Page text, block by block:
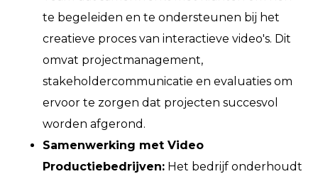
te begeleiden en te ondersteunen bij het
creatieve proces van interactieve video's. Dit
omvat projectmanagement,
stakeholdercommunicatie en evaluaties om
ervoor te zorgen dat projecten succesvol
worden afgerond.
Samenwerking met Video
Productiebedrijven: Het bedrijf onderhoudt